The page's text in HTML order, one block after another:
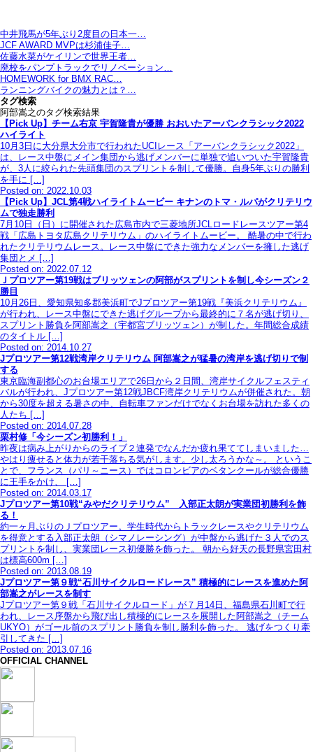
中井飛馬が5年ぶり2度目の日本一…
JCF AWARD MVPは杉浦佳子…
佐藤水菜がケイリンで世界王者…
廃校をパンプトラックでリノベーション…
HOMEWORK for BMX RAC…
ランニングバイクの魅力とは？…
タグ検索
阿部嵩之のタグ検索結果
【Pick Up】チーム右京 宇賀隆貴が優勝 おおいたアーバンクラシック2022
ハイライト
10月3日に大分県大分市で行われたUCIレース「アーバンクラシック2022」
は、レース中盤にメイン集団から逃げメンバーに単独で追いついた宇賀隆貴
が、3人に絞られた先頭集団のスプリントを制して優勝。自身5年ぶりの勝利
を手に […]
Posted on: 2022.10.03
【Pick Up】JCL第4戦ハイライトムービー キナンのトマ・ルパがクリテリウ
ムで独走勝利
7月10日（日）に開催された広島市内で三菱地所JCLロードレースツアー第4
戦「広島トヨタ広島クリテリウム」のハイライトムービー。 酷暑の中で行わ
れたクリテリウムレース。レース中盤にできた強力なメンバーを擁した逃げ
集団とメ […]
Posted on: 2022.07.12
Ｊプロツアー第19戦はブリッツェンの阿部がスプリントを制し今シーズン２
勝目
10月26日、愛知県知多郡美浜町でJプロツアー第19戦『美浜クリテリウム』
が行われ、レース中盤にできた逃げグループから最終的に７名が逃げ切り、
スプリント勝負を阿部嵩之（宇都宮ブリッツェン）が制した。年間総合成績
のタイトル […]
Posted on: 2014.10.27
Jプロツアー第12戦湾岸クリテリウム 阿部嵩之が猛暑の湾岸を逃げ切りで制
する
東京臨海副都心のお台場エリアで26日から２日間、湾岸サイクルフェスティ
バルが行われ、Jプロツアー第12戦JBCF湾岸クリテリウムが併催された。朝
から30度を超える暑さの中、自転車ファンだけでなくお台場を訪れた多くの
人たち […]
Posted on: 2014.07.28
栗村修「今シーズン初勝利！」
昨夜は病み上がりからのライブ２連発でなんだか疲れ果ててしまいました…
やはり痩せると体力が若干落ちる気がします。少し太ろうかな～。 というこ
とで、フランス（パリ～ニース）ではコロンビアのベタンクールが総合優勝
に王手をかけ、 […]
Posted on: 2014.03.17
Jプロツアー第10戦“みやだクリテリウム” 入部正太朗が実業団初勝利を飾
る！
約一ヶ月ぶりのＪプロツアー。学生時代からトラックレースやクリテリウム
を得意とする入部正太朗（シマノレーシング）が中盤から逃げた３人でのス
プリントを制し、実業団レース初優勝を飾った。 朝から好天の長野県宮田村
は標高600m […]
Posted on: 2013.08.19
Jプロツアー第９戦“石川サイクルロードレース” 積極的にレースを進めた阿
部嵩之がレースを制す
Jプロツアー第９戦「石川サイクルロード」が７月14日、福島県石川町で行
われ、レース序盤から飛び出し積極的にレースを展開した阿部嵩之（チーム
UKYO）がゴール前のスプリント勝負を制し勝利を飾った。 逃げをつくり牽
引してきた […]
Posted on: 2013.07.16
OFFICIAL CHANNEL